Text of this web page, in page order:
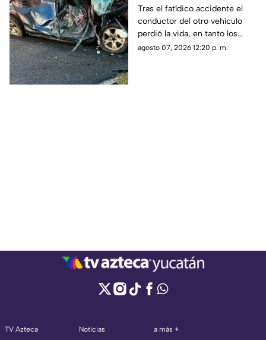
mortal; conducía un
AUTO robado con otros
seis menores
Tras el fatídico accidente el
conductor del otro vehículo
perdió la vida, en tanto los
menores de edad resultaron
agosto 07, 2026 12:20 p. m.
TV Azteca
Noticias
a más +